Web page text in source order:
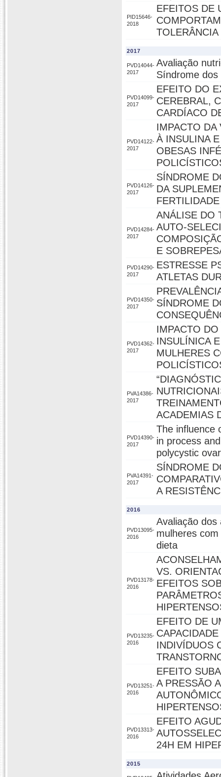
PID15646-
2018
EFEITOS DE
2017
PVD14044-
2017
Avaliação
Síndrome
PVD14099-
2017
EFEITO DO
CEREBRAL,
CARDÍACO
PVD14122-
2017
IMPACTO DA
À INSULINA
OBESAS
PVD14126-
2017
SÍNDROME
DA
PVD14284-
2017
ANÁLISE DO
AUTO-
E
PVD14290-
2017
ESTRESSE
ATLETAS
PVD14350-
2017
SÍNDROME
PVD14362-
2017
IMPACTO
INSULÍNICA
MULHERES
PVA14386-
2017
ACADEMIAS
PVD14390-
2017
The influence
in process
polycystic
PVA14391-
2017
SÍNDROME
A
2016
PVD13095-
2016
Avaliação dos
mulheres
dieta
PVD13178-
2016
VS.
EFEITOS
PVD13235-
2016
EFEITO DE
INDIVÍDUOS
PVD13251-
2016
EFEITO
A PRESSÃO
PVD13313-
2016
EFEITO
24H EM
2015